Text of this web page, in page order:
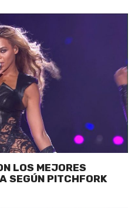
LOS MEJORES
SEGÚN PITCHFORK